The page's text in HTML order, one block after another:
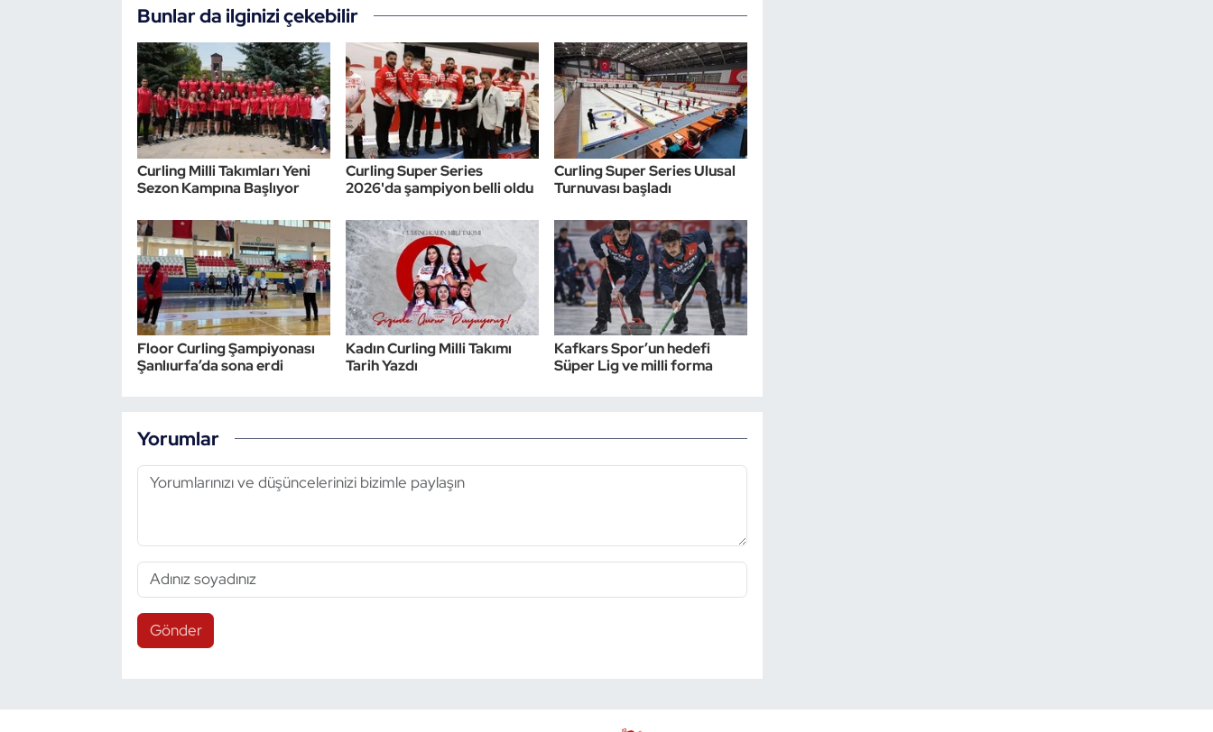
Bunlar da ilginizi çekebilir
Curling Milli Takımları Yeni
Sezon Kampına Başlıyor
Curling Super Series
2026'da şampiyon belli oldu
Curling Super Series Ulusal
Turnuvası başladı
Floor Curling Şampiyonası
Şanlıurfa’da sona erdi
Kadın Curling Milli Takımı
Tarih Yazdı
Kafkars Spor’un hedefi
Süper Lig ve milli forma
Yorumlar
Gönder
Vücut Geliştirme Fitness
Wushu Kungfu